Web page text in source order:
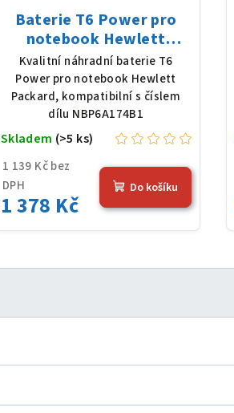
Baterie T6 Power pro
notebook Hewlett
Packard NBP6A174B1,
Li-Ion, 10,8 V, 5200 mAh
(56 Wh), černá
Kvalitní náhradní baterie T6
Power pro notebook Hewlett
Packard, kompatibilní s číslem
dílu NBP6A174B1
1 139 Kč bez
DPH
1 378 Kč
Skladem (>5 ks)
Do košíku